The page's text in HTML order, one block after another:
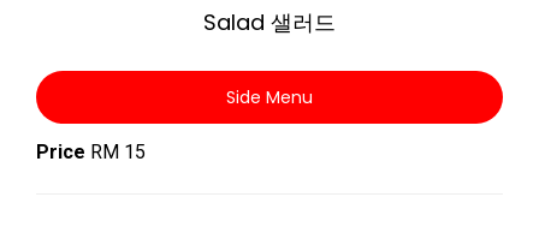
Salad 샐러드
Side Menu
Price RM 15